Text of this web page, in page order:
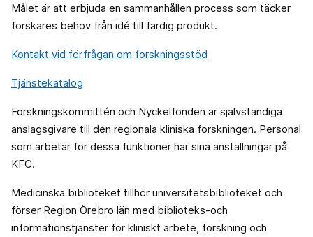
Målet är att erbjuda en sammanhållen process som täcker
forskares behov från idé till färdig produkt.
Kontakt vid förfrågan om forskningsstöd
Tjänstekatalog
Forskningskommittén och Nyckelfonden är självständiga
anslagsgivare till den regionala kliniska forskningen. Personal
som arbetar för dessa funktioner har sina anställningar på
KFC.
Medicinska biblioteket tillhör universitetsbiblioteket och
förser Region Örebro län med biblioteks-och
informationstjänster för kliniskt arbete, forskning och